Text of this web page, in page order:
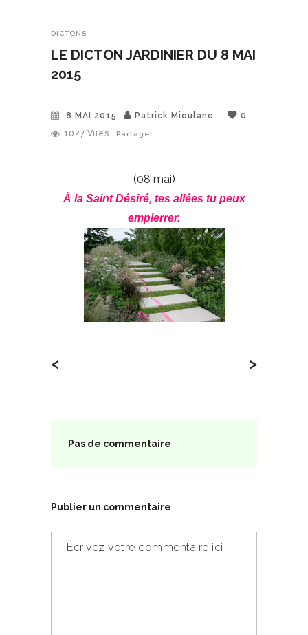
DICTONS
LE DICTON JARDINIER DU 8 MAI
2015
8 MAI 2015 Patrick Mioulane
0
1027 Vues Partager
(08 mai)
À la Saint Désiré, tes allées tu peux
empierrer.
< >
Pas de commentaire
Publier un commentaire